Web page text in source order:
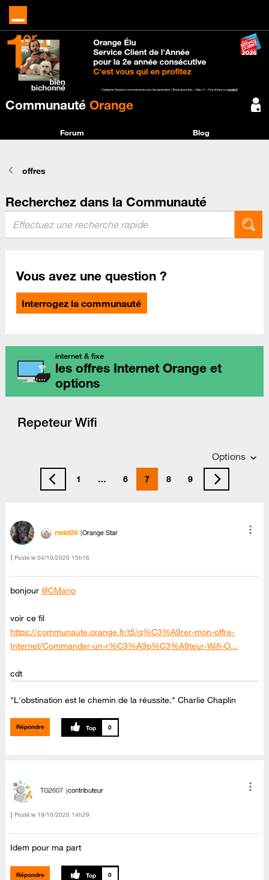
Communauté Orange
Forum Blog
offres
Recherchez dans la Communauté
Vous avez une question ?
Interrogez la communauté
internet & fixe
les offres Internet Orange et
options
Repeteur Wifi
Options
1 … 6 7 8 9
melet39 Orange Star
Posté le ‎04/10/2020 15h16
bonjour@CMarjo
voir ce fil
https://communaute.orange.fr/t5/g%C3%A9rer-mon-offre-
Internet/Commander-un-r%C3%A9p%C3%A9teur-Wifi-O...
cdt
"L'obstination est le chemin de la réussite." Charlie Chaplin
Répondre 0
TG2607 contributeur
Posté le ‎19/10/2020 14h29
Idem pour ma part
Répondre 0